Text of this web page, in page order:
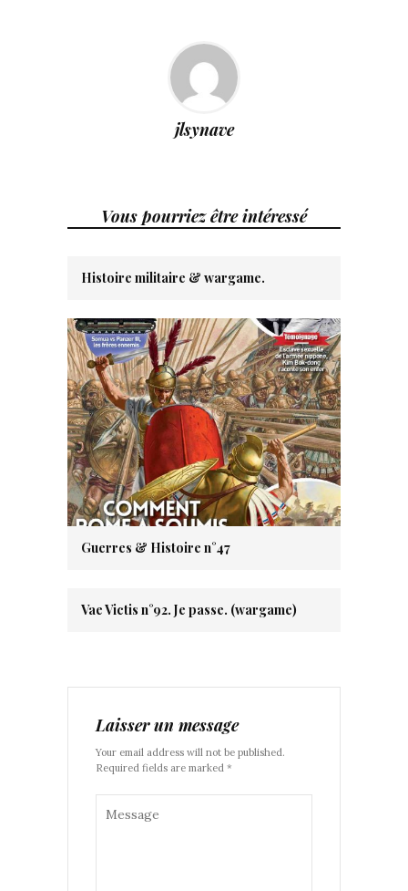
jlsynave
Vous pourriez être intéressé
Histoire militaire & wargame.
Guerres & Histoire n°47
Vae Victis n°92. Je passe. (wargame)
Laisser un message
Your email address will not be published.
Required fields are marked *